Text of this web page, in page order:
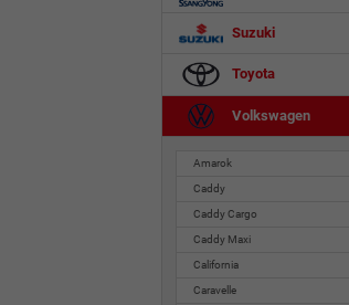
Suzuki
Toyota
Volkswagen
Amarok
Caddy
Caddy Cargo
Caddy Maxi
California
Caravelle